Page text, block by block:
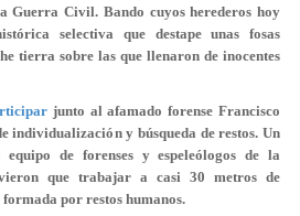
Guerra Civil. Bando cuyos herederos hoy
selectiva que destape unas fosas
tierra sobre las que llenaron de inocentes
junto al afamadoforense Francisco
individualización y búsqueda de restos. Un
de forenses y espeleólogos de la
que trabajar a casi 30 metros de
por restos humanos.